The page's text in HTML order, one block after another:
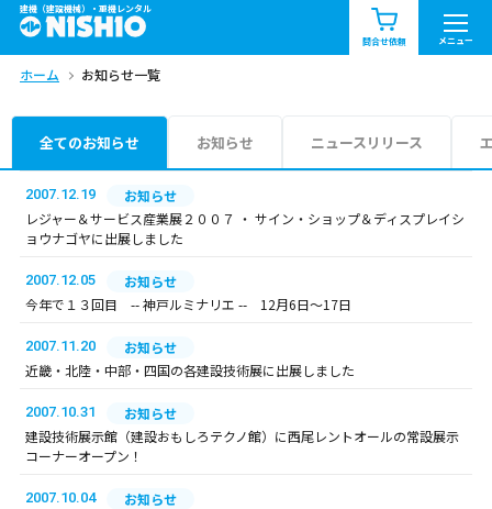
建機（建設機械）・重機レンタル
問合せ依頼 メニュー
商品一覧 お知らせ一覧
問合せ依頼リスト
エリア情報を見る
中部
九州・沖縄（外部）
ホーム お知らせ一覧
全てのお知らせ お知らせ ニュースリリース
2007.12.19
お知らせ
レジャー＆サービス産業展２００７ ・ サイン・ショップ＆ディスプレイシ
ョウナゴヤに出展しました
2007.12.05
お知らせ
今年で１３回目 -- 神戸ルミナリエ -- 12月6日～17日
2007.11.20
お知らせ
近畿・北陸・中部・四国の各建設技術展に出展しました
2007.10.31
お知らせ
建設技術展示館（建設おもしろテクノ館）に西尾レントオールの常設展示
コーナーオープン！
2007.10.04
お知らせ